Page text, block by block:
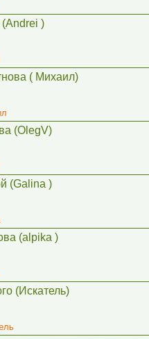
)
( Михаил)
(OlegV)
(Galina )
(alpika )
(Искатель)